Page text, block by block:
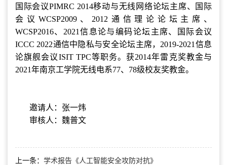
国际会议PIMRC 2014移动与无线网络论坛主席、国际
会议WCSP2009、2012通信理论论坛主席、
WCSP2016、2021信息论与编码论坛主席、国际会议
ICCC 2022通信中隐私与安全论坛主席，2019-2021信息
论旗舰会议ISIT TPC等职务。获2014年雷克奖教金与
2021年南京工学院无线电系77、78级校友奖教金。
邀请人：张一炜
审核人：魏普文
上一条： 学术报告《人工智能安全攻防对抗》